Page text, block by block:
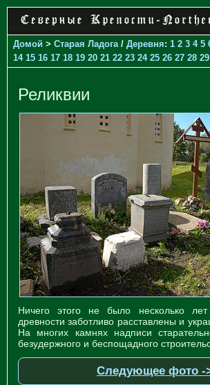
Домой > Старая Ладога / Деревня: 1 2 3 4 5
14 15 16 17 18 19 20 21 22 23 24 25 26 27 28 29
Реликвии
Ничего этого не было несколько
древности заботливо расставлены и
На многих камнях надписи
безудержного и беспощадного
Следующее фото -